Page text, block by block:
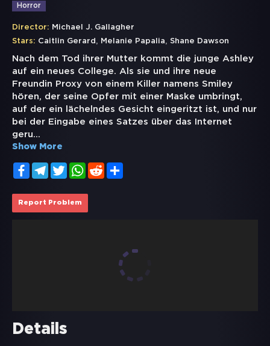
Horror
Director: Michael J. Gallagher
Stars: Caitlin Gerard , Melanie Papalia, Shane Dawson
Nach dem Tod ihrer Mutter kommt die junge Ashley
auf ein neues College. Als sie und ihre neue
Freundin Proxy von einem Killer namens Smiley
hören, der seine Opfer mit einer Maske umbringt,
auf der ein lächelndes Gesicht eingeritzt ist, und nur
bei der Eingabe eines Satzes über das Internet
geru...
Show More
FacebookTelegramTwitterWhatsApp
Reddit
Report Problem
Details